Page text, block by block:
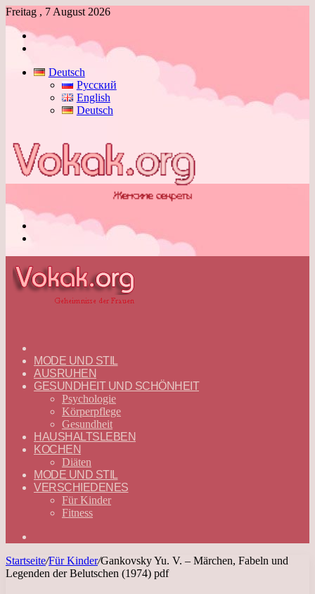
Freitag , 7 August 2026
Anmelden
Deutsch
Русский
English
Deutsch
—
DEUTSCH
MODE UND STIL
AUSRUHEN
GESUNDHEIT UND SCHÖNHEIT
Psychologie
Körperpflege
Gesundheit
HAUSHALTSLEBEN
KOCHEN
Diäten
MODE UND STIL
VERSCHIEDENES
Für Kinder
Fitness
Startseite/Für Kinder/Gankovsky Yu. V. – Märchen, Fabeln und
Legenden der Belutschen (1974) pdf